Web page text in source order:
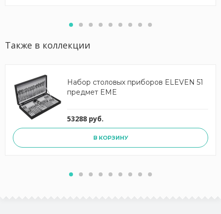
Также в коллекции
Набор столовых приборов ELEVEN 51
предмет EME
53288 руб.
В КОРЗИНУ